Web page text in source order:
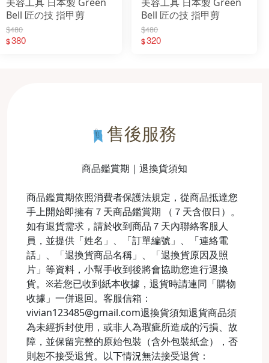
Bell 匠の技 指甲剪
$480
$380
Bell 匠の技 指甲剪
$480
$320
售後服務
商品鑑賞期｜退換貨須知
商品鑑賞期依照消費者保護法規定，從商品抵達您
手上開始即擁有７天商品鑑賞期 （７天含假日）。
如有退貨需求，請於收到商品７天內聯絡客服人
員，並提供「姓名」、「訂單編號」、「連絡電
話」、「退換貨商品名稱」、「退換貨原因及照
片」等資料，小幫手收到後將會協助您進行退換
貨。※若您已收到紙本收據，退貨時請連同「購物
收據」一併退回。客服信箱：
vivian123485@gmail.com退換貨須知退貨商品須
為未經拆封使用，或非人為瑕疵所造成的污損、故
障，並保留完整的原始包裝（含外包裝紙盒），否
則恕不接受退貨。以下情況無法接受退貨：